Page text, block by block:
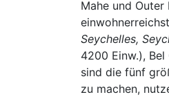
Mahe und
Seychelles,
4200 Einw.),
sind die fünf
zu machen,